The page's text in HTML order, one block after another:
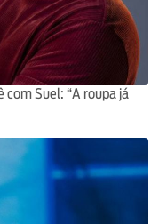
com Suel: “A roupa já